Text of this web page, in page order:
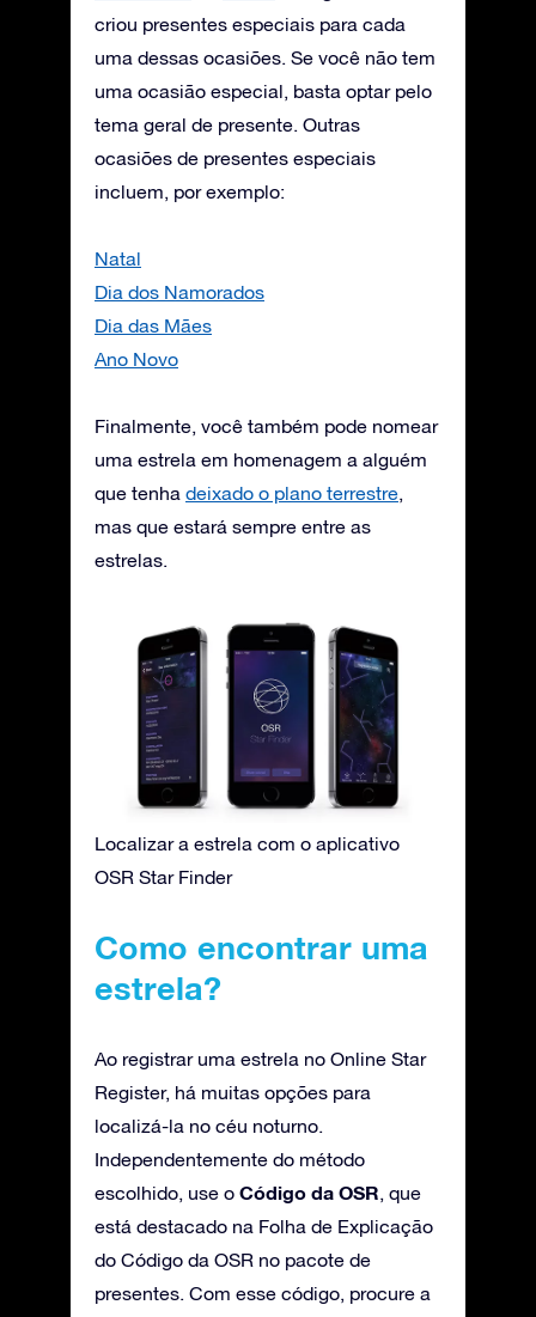
criou presentes especiais para cada
uma dessas ocasiões. Se você não tem
uma ocasião especial, basta optar pelo
tema geral de presente. Outras
ocasiões de presentes especiais
incluem, por exemplo:
Natal
Dia dos Namorados
Dia das Mães
Ano Novo
Finalmente, você também pode nomear
uma estrela em homenagem a alguém
que tenha deixado o plano terrestre,
mas que estará sempre entre as
estrelas.
Localizar a estrela com o aplicativo
OSR Star Finder
Como encontrar uma
estrela?
Ao registrar uma estrela no Online Star
Register, há muitas opções para
localizá-la no céu noturno.
Independentemente do método
escolhido, use o Código da OSR, que
está destacado na Folha de Explicação
do Código da OSR no pacote de
presentes. Com esse código, procure a